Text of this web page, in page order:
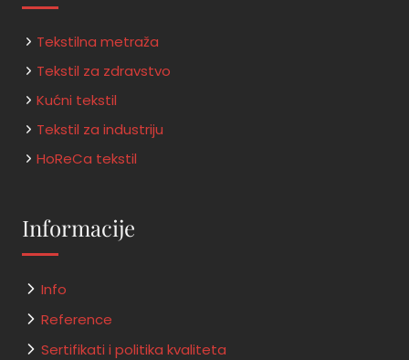
Tekstilna metraža
Tekstil za zdravstvo
Kućni tekstil
Tekstil za industriju
HoReCa tekstil
Informacije
Info
Reference
Sertifikati i politika kvaliteta